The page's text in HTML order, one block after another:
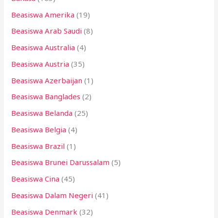
u
k
:
Beasiswa Amerika (19)
Beasiswa Arab Saudi (8)
Beasiswa Australia (4)
Beasiswa Austria (35)
Beasiswa Azerbaijan (1)
Beasiswa Banglades (2)
Beasiswa Belanda (25)
Beasiswa Belgia (4)
Beasiswa Brazil (1)
Beasiswa Brunei Darussalam (5)
Beasiswa Cina (45)
Beasiswa Dalam Negeri (41)
Beasiswa Denmark (32)